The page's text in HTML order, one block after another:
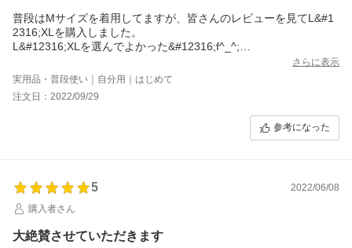
普段はMサイズを着用してますが、皆さんのレビューを見てL&#1
2316;XLを購入しました。
L&#12316;XLを選んでよかった&#12316;f^_^;
履くのはなかなか大変だけど、履いてしまえば苦しいとかはない
これで足のむくみなくなればいいなぁ&#12316;
足細くなってS&#12316;Mを買えたらいいなぁ&#12316;
さらに表示
実用品・普段使い｜自分用｜はじめて
注文日：2022/09/29
参考になった
5
2022/06/08
購入者さん
大絶賛させていただきます